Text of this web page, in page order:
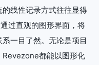
线性记录方式往往显得
过直观的图形界面，将
一目了然。无论是项目
Revezone都能以图形化